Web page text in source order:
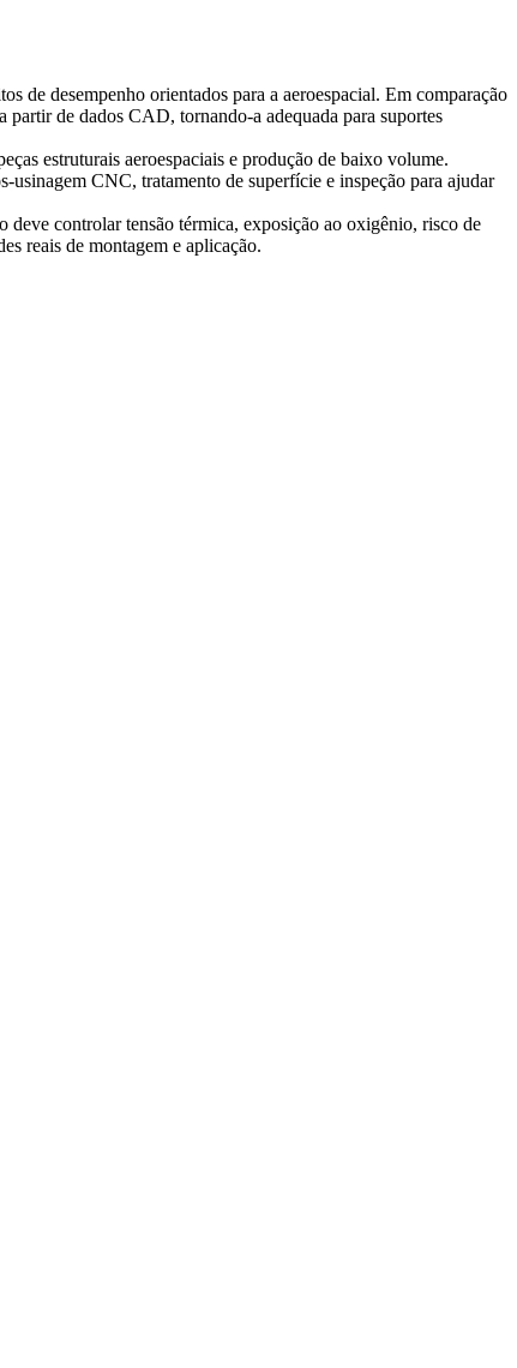
de desempenho orientados para a aeroespacial. Em comparação
de dados CAD, tornando-a adequada para suportes
estruturais aeroespaciais e produção de baixo volume.
usinagem CNC, tratamento de superfície e inspeção para ajudar
deve controlar tensão térmica, exposição ao oxigênio, risco de
reais de montagem e aplicação.